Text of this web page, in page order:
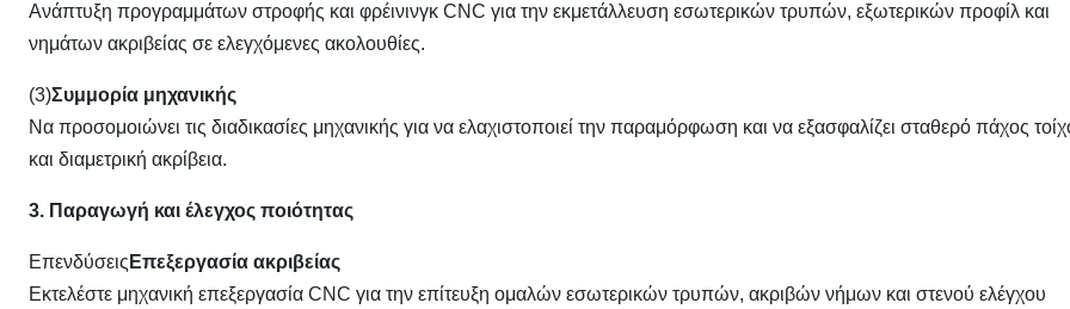
Ανάπτυξη προγραμμάτων στροφής και φρέινινγκ CNC για την εκμετάλλευση εσωτερικών τρυπών, εξωτερικών προφίλ και
νημάτων ακριβείας σε ελεγχόμενες ακολουθίες.
(3)Συμμορία μηχανικής
Να προσομοιώνει τις διαδικασίες μηχανικής για να ελαχιστοποιεί την παραμόρφωση και να εξασφαλίζει σταθερό πάχος
και διαμετρική ακρίβεια.
3. Παραγωγή και έλεγχος ποιότητας
Επενδύσεις Επεξεργασία ακριβείας
Εκτελέστε μηχανική επεξεργασία CNC για την επίτευξη ομαλών εσωτερικών τρυπών, ακριβών νήμων και στενού ελέγχου